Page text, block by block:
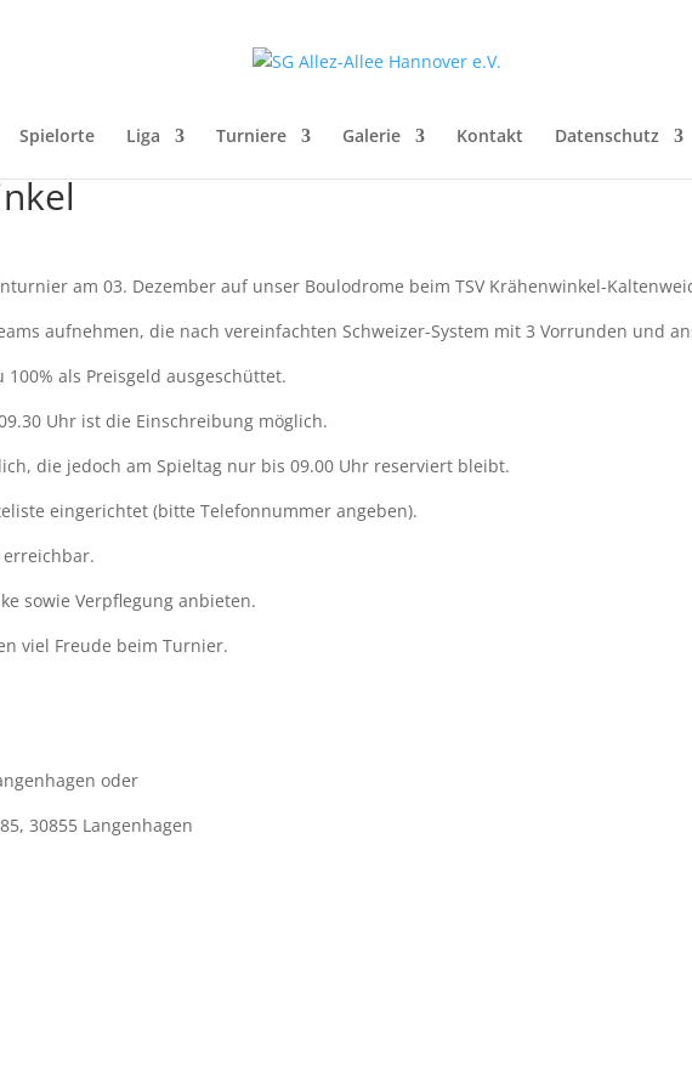
Spielorte Liga Turniere Galerie Kontakt Datenschutz
am 03. Dezember auf unser Boulodrome beim TSV Krähenwinkel-
aufnehmen, die nach vereinfachten Schweizer-System mit 3 Vorrunden und
als Preisgeld ausgeschüttet.
Uhr ist die Einschreibung möglich.
die jedoch am Spieltag nur bis 09.00 Uhr reserviert bleibt.
eingerichtet (bitte Telefonnummer angeben).
sowie Verpflegung anbieten.
viel Freude beim Turnier.
oder
30855 Langenhagen